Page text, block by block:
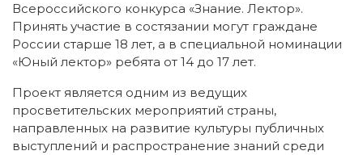
Всероссийского конкурса «Знание. Лектор».
Принять участие в состязании могут граждане
России старше 18 лет, а в специальной номинации
«Юный лектор» ребята от 14 до 17 лет.
Проект является одним из ведущих
просветительских мероприятий страны,
направленных на развитие культуры публичных
выступлений и распространение знаний среди